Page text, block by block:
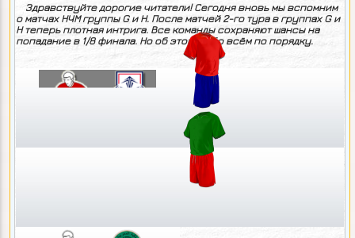
Здравствуйте дорогие читатели! Сегодня вновь мы вспомним
о матчах НЧМ группы G и Н. После матчей 2-го тура в группах G и
Н теперь плотная интрига. Все команды сохраняют шансы на
попадание в 1/8 финала. Но об этом и обо всём по порядку.